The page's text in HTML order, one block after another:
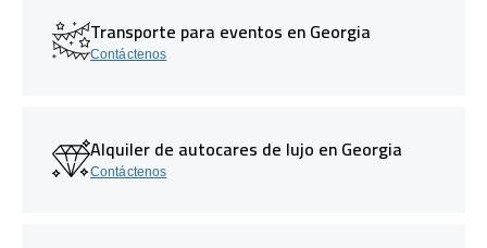
Transporte para eventos en Georgia
Contáctenos
Alquiler de autocares de lujo en Georgia
Contáctenos